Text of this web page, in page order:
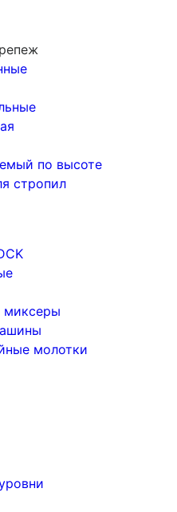
по высоте
стропил
миксеры
молотки